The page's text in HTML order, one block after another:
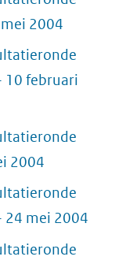
2004
10 februari
2004
24 mei 2004